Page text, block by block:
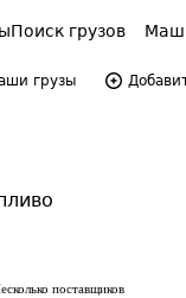
Поиск грузов
грузы
поставщиков